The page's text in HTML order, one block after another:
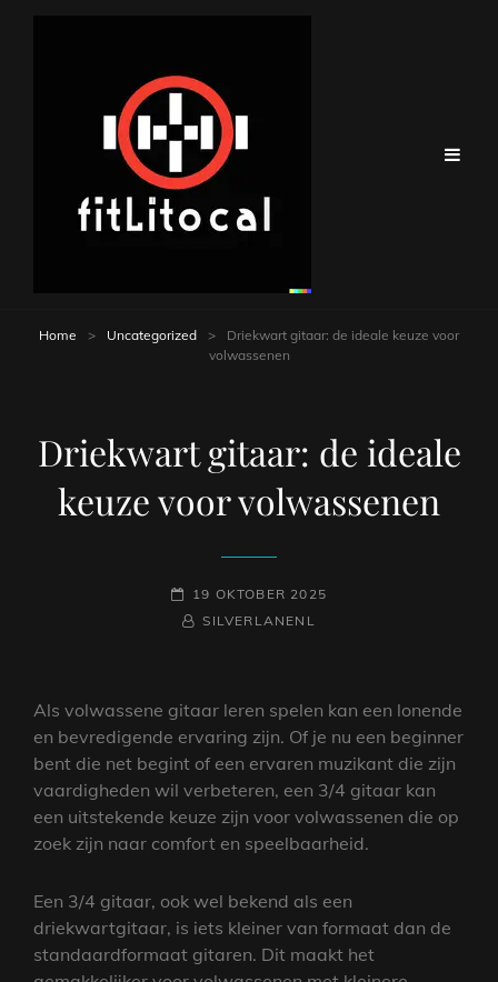
Home > Uncategorized >
Driekwart gitaar: de ideale keuze voor
volwassenen
Driekwart gitaar: de ideale
keuze voor volwassenen
GEPLAATST
OP
19 OKTOBER 2025
NAAMREGEL
BYLINE
SILVERLANENL
Als volwassene gitaar leren spelen kan een lonende
en bevredigende ervaring zijn. Of je nu een beginner
bent die net begint of een ervaren muzikant die zijn
vaardigheden wil verbeteren, een 3/4 gitaar kan
een uitstekende keuze zijn voor volwassenen die op
zoek zijn naar comfort en speelbaarheid.
Een 3/4 gitaar, ook wel bekend als een
driekwartgitaar, is iets kleiner van formaat dan de
standaardformaat gitaren. Dit maakt het